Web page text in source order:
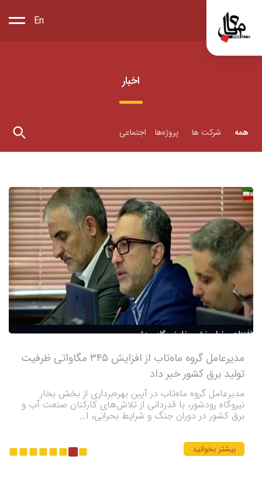
En
اخبار
همه شرکت ها پروژه‌ها اجتماعی
مدیرعامل گروه ماه‌تاب از افزایش ۳۴۵ مگاواتی ظرفیت
تولید برق کشور خبر داد
مدیرعامل گروه ماه‌تاب در آیین بهره‌برداری از بخش بخار
نیروگاه رودشور، با قدردانی از تلاش‌های کارکنان صنعت آب و
برق کشور در دوران جنگ و شرایط بحرانی، ا...
بیشتر بخوانید